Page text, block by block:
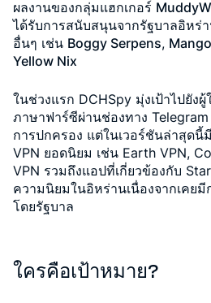
ผลงานของกลุ่มแฮกเกอร์
ได้รับการสนับสนุนจากรัฐบาลอิหร่
อื่นๆ เช่น Boggy Serpens,
Yellow Nix
ในช่วงแรก DCHSpy มุ่งเป้าไปยัง
ภาษาฟาร์ซีผ่านช่องทาง
การปกครอง แต่ในเวอร์ชันล่าสุดนี้
VPN ยอดนิยม เช่น Earth VPN,
VPN รวมถึงแอปที่เกี่ยวข้องกับ
ความนิยมในอิหร่านเนื่องจากเคย
โดยรัฐบาล
ใครคือเป้าหมาย?